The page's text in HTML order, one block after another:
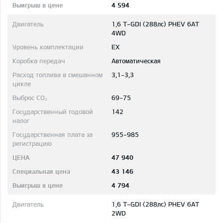
4 594
1,6 T-GDI (288лс) PHEV 6AT
4WD
EX
Автоматическая
3,1-3,3
69-75
142
955-985
47 940
43 146
4 794
1,6 T-GDI (288лс) PHEV 6AT
2WD